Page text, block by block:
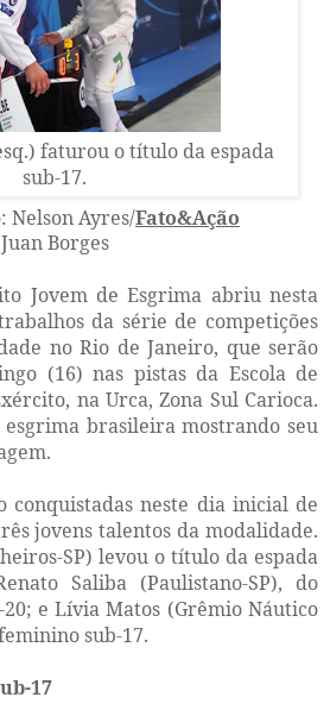
faturou o título da espada
sub-17.
Nelson Ayres/Fato&Ação
Borges
Jovem de Esgrima abriu nesta
da série de competições
no Rio de Janeiro, que serão
(16) nas pistas da Escola de
na Urca, Zona Sul Carioca.
brasileira mostrando seu
conquistadas neste dia inicial de
jovens talentos da modalidade.
SP) levou o título da espada
Saliba (Paulistano-SP), do
e Lívia Matos (Grêmio Náutico
sub-17.
17